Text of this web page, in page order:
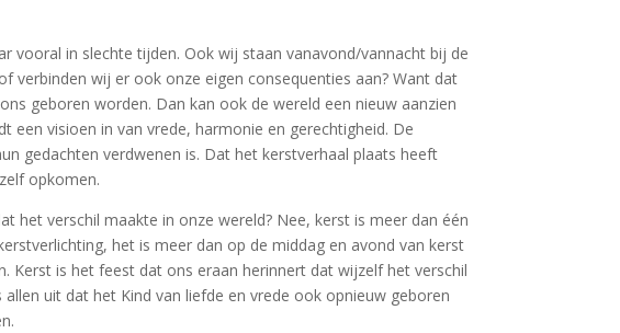
vooral in slechte tijden. Ook wij staan vanavond/vannacht bij de
verbinden wij er ook onze eigen consequenties aan? Want dat
geboren worden. Dan kan ook de wereld een nieuw aanzien
een visioen in van vrede, harmonie en gerechtigheid. De
gedachten verdwenen is. Dat het kerstverhaal plaats heeft
opkomen.
het verschil maakte in onze wereld? Nee, kerst is meer dan één
het is meer dan op de middag en avond van kerst
is het feest dat ons eraan herinnert dat wijzelf het verschil
uit dat het Kind van liefde en vrede ook opnieuw geboren